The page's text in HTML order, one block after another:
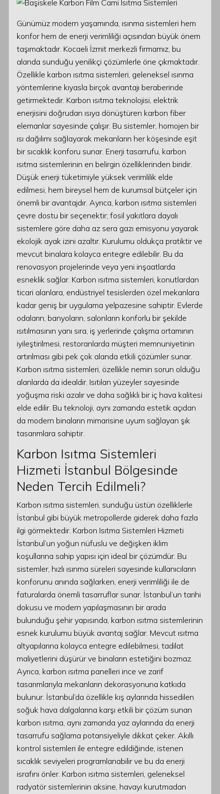
Günümüz modern yaşamında, ısınma sistemleri hem
konfor hem de enerji verimliliği açısından büyük önem
taşımaktadır. Kocaeli İzmit merkezli firmamız, bu
alanda sunduğu yenilikçi çözümlerle öne çıkmaktadır.
Özellikle karbon ısıtma sistemleri, geleneksel ısınma
yöntemlerine kıyasla birçok avantajı beraberinde
getirmektedir. Karbon ısıtma teknolojisi, elektrik
enerjisini doğrudan ısıya dönüştüren karbon fiber
elemanlar sayesinde çalışır. Bu sistemler, homojen bir
ısı dağılımı sağlayarak mekanların her köşesinde eşit
bir sıcaklık konforu sunar. Enerji tasarrufu, karbon
ısıtma sistemlerinin en belirgin özelliklerinden biridir.
Düşük enerji tüketimiyle yüksek verimlilik elde
edilmesi, hem bireysel hem de kurumsal bütçeler için
önemli bir avantajdır. Ayrıca, karbon ısıtma sistemleri
çevre dostu bir seçenektir; fosil yakıtlara dayalı
sistemlere göre daha az sera gazı emisyonu yayarak
ekolojik ayak izini azaltır. Kurulumu oldukça pratiktir ve
mevcut binalara kolayca entegre edilebilir. Bu da
renovasyon projelerinde veya yeni inşaatlarda
esneklik sağlar. Karbon ısıtma sistemleri, konutlardan
ticari alanlara, endüstriyel tesislerden özel mekanlara
kadar geniş bir uygulama yelpazesine sahiptir. Evlerde
odaların, banyoların, salonların konforlu bir şekilde
ısıtılmasının yanı sıra, iş yerlerinde çalışma ortamının
iyileştirilmesi, restoranlarda müşteri memnuniyetinin
artırılması gibi pek çok alanda etkili çözümler sunar.
Karbon ısıtma sistemleri, özellikle nemin sorun olduğu
alanlarda da idealdir. Isıtılan yüzeyler sayesinde
yoğuşma riski azalır ve daha sağlıklı bir iç hava kalitesi
elde edilir. Bu teknoloji, aynı zamanda estetik açıdan
da modern binaların mimarisine uyum sağlayan şık
tasarımlara sahiptir.
Karbon Isıtma Sistemleri
Hizmeti İstanbul Bölgesinde
Neden Tercih Edilmeli?
Karbon ısıtma sistemleri, sunduğu üstün özelliklerle
İstanbul gibi büyük metropollerde giderek daha fazla
ilgi görmektedir. Karbon Isıtma Sistemleri Hizmeti
İstanbul’un yoğun nüfuslu ve değişken iklim
koşullarına sahip yapısı için ideal bir çözümdür. Bu
sistemler, hızlı ısınma süreleri sayesinde kullanıcıların
konforunu anında sağlarken, enerji verimliliği ile de
faturalarda önemli tasarruflar sunar. İstanbul’un tarihi
dokusu ve modern yapılaşmasının bir arada
bulunduğu şehir yapısında, karbon ısıtma sistemlerinin
esnek kurulumu büyük avantaj sağlar. Mevcut ısıtma
altyapılarına kolayca entegre edilebilmesi, tadilat
maliyetlerini düşürür ve binaların estetiğini bozmaz.
Ayrıca, karbon ısıtma panelleri ince ve zarif
tasarımlarıyla mekanların dekorasyonuna katkıda
bulunur. İstanbul’da özellikle kış aylarında hissedilen
soğuk hava dalgalarına karşı etkili bir çözüm sunan
karbon ısıtma, aynı zamanda yaz aylarında da enerji
tasarrufu sağlama potansiyeliyle dikkat çeker. Akıllı
kontrol sistemleri ile entegre edildiğinde, istenen
sıcaklık seviyeleri programlanabilir ve bu da enerji
israfını önler. Karbon ısıtma sistemleri, geleneksel
radyatör sistemlerinin aksine, havayı kurutmadan